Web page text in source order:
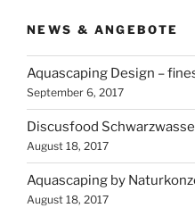
NEWS & ANGEBOTE
Aquascaping Design –
September 6, 2017
Discusfood
August 18, 2017
Aquascaping by
August 18, 2017